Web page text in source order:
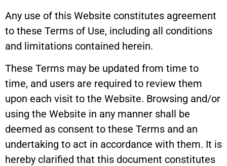
Any use of this Website constitutes agreement
to these Terms of Use, including all conditions
and limitations contained herein.
These Terms may be updated from time to
time, and users are required to review them
upon each visit to the Website. Browsing and/or
using the Website in any manner shall be
deemed as consent to these Terms and an
undertaking to act in accordance with them. It is
hereby clarified that this document constitutes